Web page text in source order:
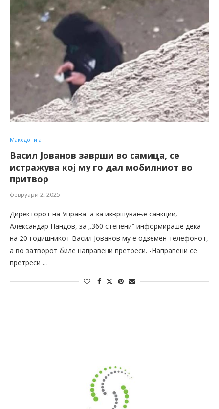
Македонија
Васил Јованов заврши во самица, се
истражува кој му го дал мобилниот во
притвор
февруари 2, 2025
Директорот на Управата за извршување санкции,
Александар Пандов, за „360 степени“ информираше дека
на 20-годишникот Васил Јованов му е одземен телефонот,
а во затворот биле направени претреси. -Направени се
претреси …